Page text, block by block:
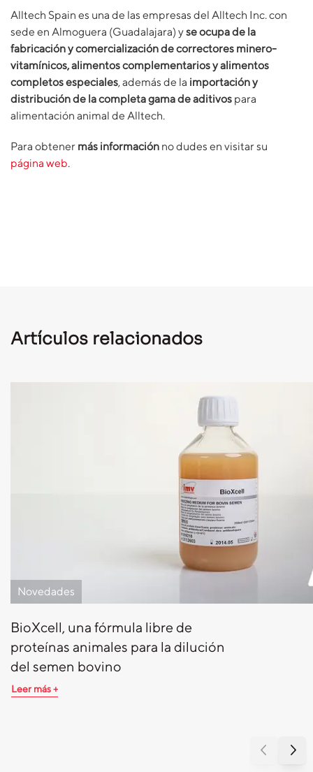
Alltech Spain es una de las empresas del Alltech Inc. con
sede en Almoguera (Guadalajara) yse ocupa de la
fabricación y comercialización de correctores minero-
vitamínicos, alimentos complementarios y alimentos
completos especiales, además de la importación y
distribución de la completa gama de aditivos para
alimentación animal de Alltech.
Para obtener más información no dudes en visitar su
página web.
Artículos relacionados
Novedades
BioXcell, una fórmula libre de
proteínas animales para la dilución
del semen bovino
Leer más +